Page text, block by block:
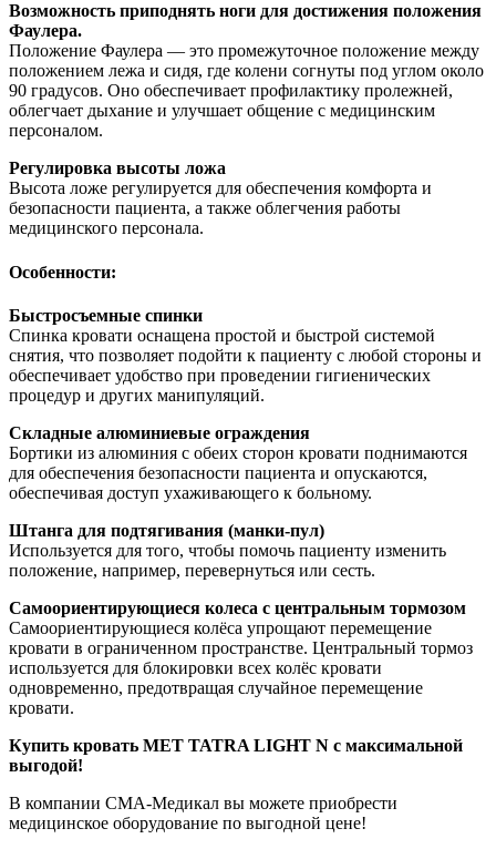
Возможность приподнять ноги для достижения положения
Фаулера.
Положение Фаулера — это промежуточное положение между
положением лежа и сидя, где колени согнуты под углом около
90 градусов. Оно обеспечивает профилактику пролежней,
облегчает дыхание и улучшает общение с медицинским
персоналом.
Регулировка высоты ложа
Высота ложе регулируется для обеспечения комфорта и
безопасности пациента, а также облегчения работы
медицинского персонала.
Особенности:
Быстросъемные спинки
Спинка кровати оснащена простой и быстрой системой
снятия, что позволяет подойти к пациенту с любой стороны и
обеспечивает удобство при проведении гигиенических
процедур и других манипуляций.
Складные алюминиевые ограждения
Бортики из алюминия с обеих сторон кровати поднимаются
для обеспечения безопасности пациента и опускаются,
обеспечивая доступ ухаживающего к больному.
Штанга для подтягивания (манки-пул)
Используется для того, чтобы помочь пациенту изменить
положение, например, перевернуться или сесть.
Самоориентирующиеся колеса с центральным тормозом
Самоориентирующиеся колёса упрощают перемещение
кровати в ограниченном пространстве. Центральный тормоз
используется для блокировки всех колёс кровати
одновременно, предотвращая случайное перемещение
кровати.
Купить кровать MET TATRA LIGHT N с максимальной
выгодой!
В компании СМА-Медикал вы можете приобрести
медицинское оборудование по выгодной цене!